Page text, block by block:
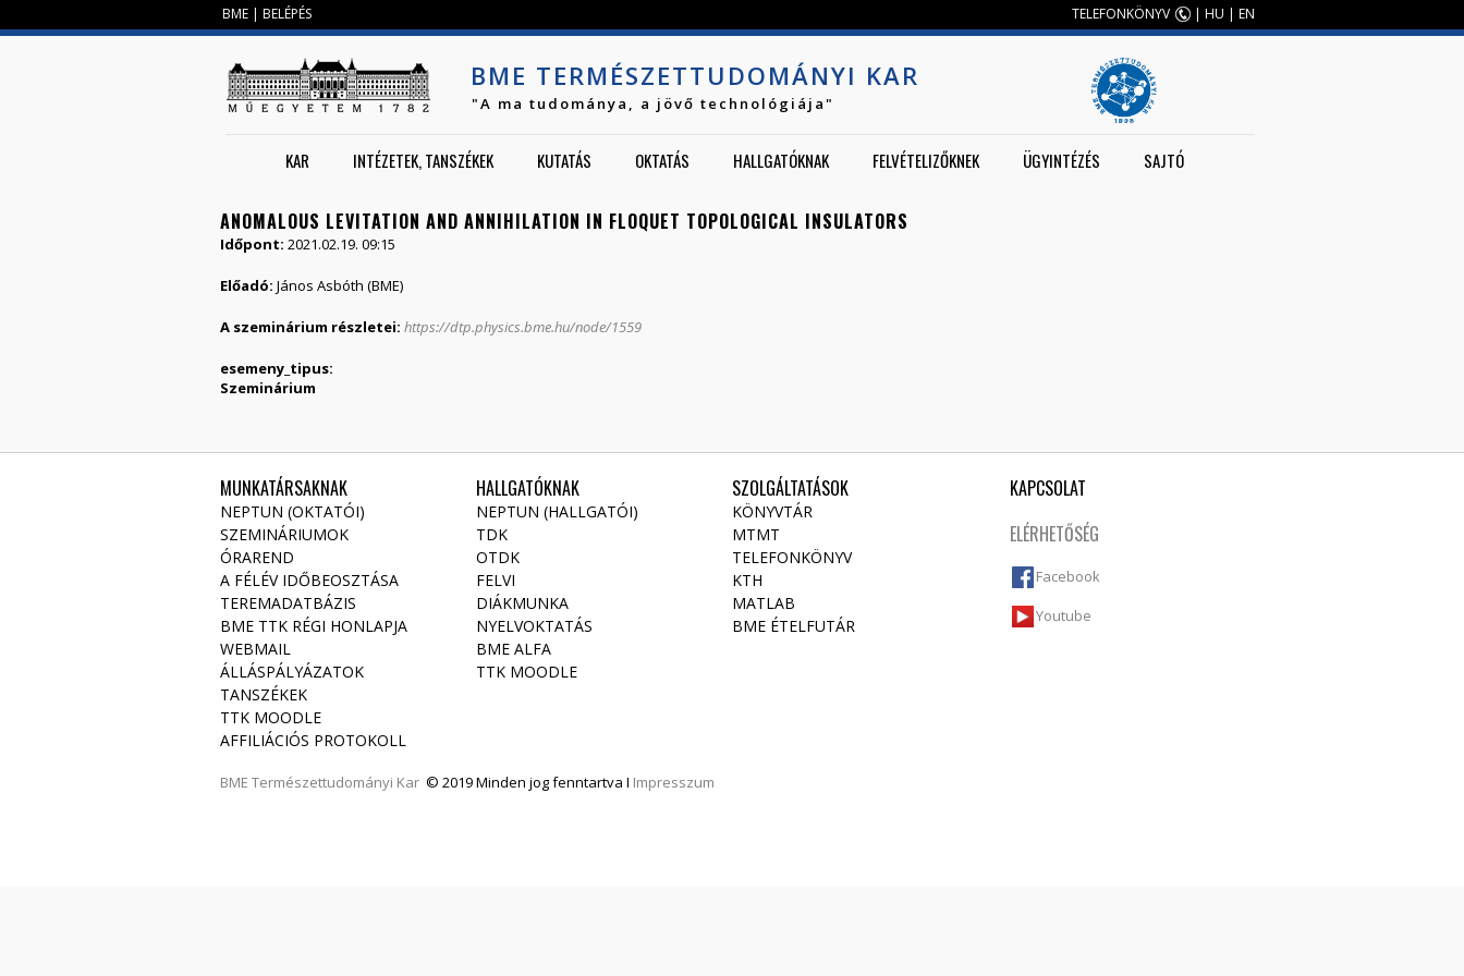
BME | BELÉPÉS TELEFONKÖNYV | HU | EN
BME TERMÉSZETTUDOMÁNYI KAR
"A ma tudománya, a jövő technológiája"
KAR INTÉZETEK, TANSZÉKEK KUTATÁS OKTATÁS HALLGATÓKNAK FELVÉTELIZŐKNEK ÜGYINTÉZÉS SAJTÓ
ANOMALOUS LEVITATION AND ANNIHILATION IN FLOQUET TOPOLOGICAL INSULATORS
Időpont: 2021.02.19. 09:15
Előadó: János Asbóth (BME)
A szeminárium részletei: https://dtp.physics.bme.hu/node/1559
esemeny_tipus:
Szeminárium
MUNKATÁRSAKNAK
NEPTUN (OKTATÓI)
SZEMINÁRIUMOK
ÓRAREND
A FÉLÉV IDŐBEOSZTÁSA
TEREMADATBÁZIS
BME TTK RÉGI HONLAPJA
WEBMAIL
ÁLLÁSPÁLYÁZATOK
TANSZÉKEK
TTK MOODLE
AFFILIÁCIÓS PROTOKOLL
BME Természettudományi Kar © 2019 Minden jog fenntartva I Impresszum
HALLGATÓKNAK
NEPTUN (HALLGATÓI)
TDK
OTDK
FELVI
DIÁKMUNKA
NYELVOKTATÁS
BME ALFA
TTK MOODLE
SZOLGÁLTATÁSOK
KÖNYVTÁR
MTMT
TELEFONKÖNYV
KTH
MATLAB
BME ÉTELFUTÁR
KAPCSOLAT
ELÉRHETŐSÉG
Facebook
Youtube